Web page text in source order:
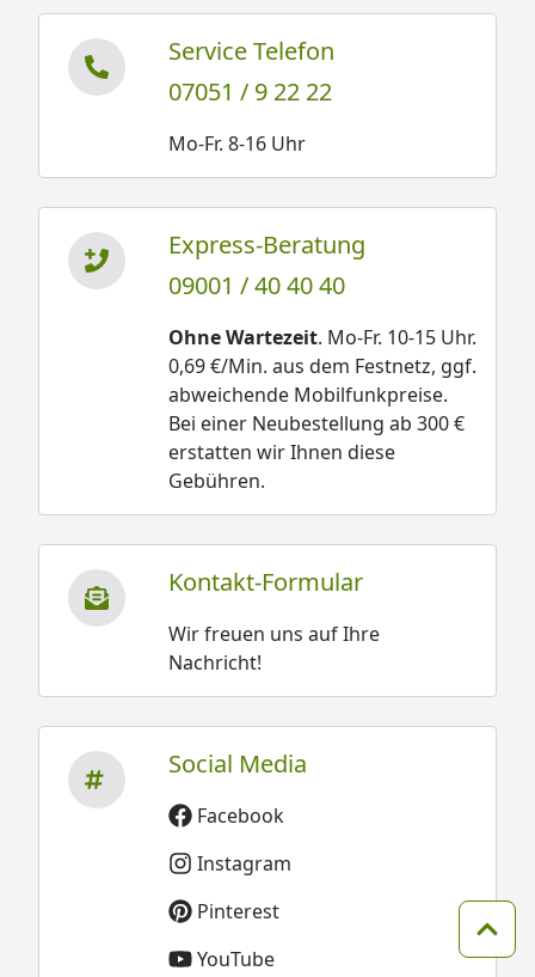
Service Telefon
07051 / 9 22 22
Mo-Fr. 8-16 Uhr
Express-Beratung
09001 / 40 40 40
Ohne Wartezeit. Mo-Fr. 10-15 Uhr.
0,69 €/Min. aus dem Festnetz, ggf.
abweichende Mobilfunkpreise.
Bei einer Neubestellung ab 300 €
erstatten wir Ihnen diese
Gebühren.
Kontakt-Formular
Wir freuen uns auf Ihre
Nachricht!
Social Media
Facebook
Instagram
Pinterest
YouTube